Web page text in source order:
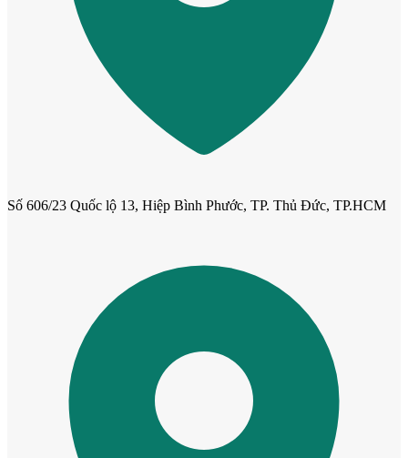
Cửa Nhựa Cao Cấp
Số 606/23 Quốc lộ 13, Hiệp Bình Phước, TP. Thủ Đức, TP.HCM